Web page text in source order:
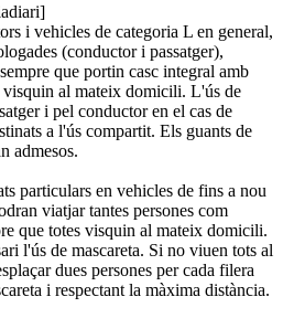
i vehicles de categoria L en general,
(conductor i passatger),
que portin casc integral amb
al mateix domicili. L'ús de
i pel conductor en el cas de
a l'ús compartit. Els guants de
admesos.
particulars en vehicles de fins a nou
viatjar tantes persones com
que totes visquin al mateix domicili.
l'ús de mascareta. Si no viuen tots al
dues persones per cada filera
i respectant la màxima distància.